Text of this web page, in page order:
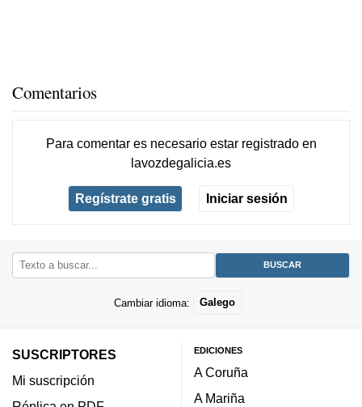
Comentarios
Para comentar es necesario estar registradoen
lavozdegalicia.es
Regístrate gratis Iniciar sesión
Cambiar idioma: Galego
SUSCRIPTORES
Mi suscripción
EDICIONES
A Coruña
A Mariña